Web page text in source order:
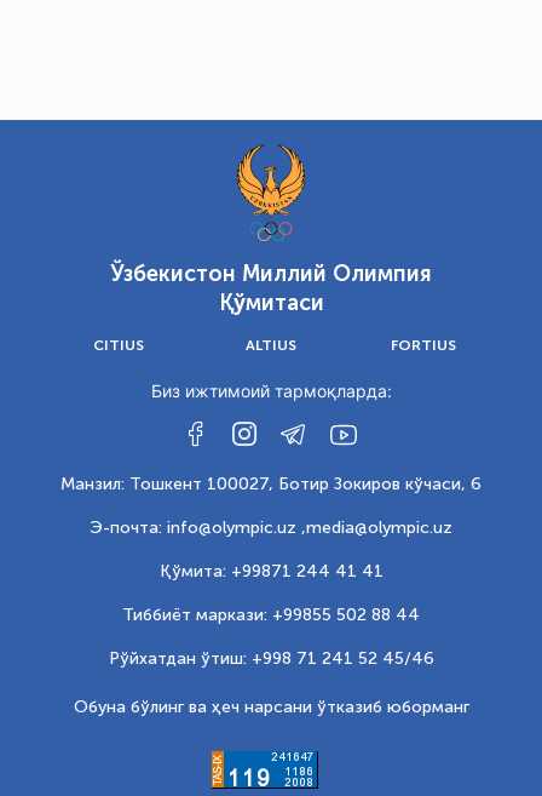
Ўзбекистон Миллий Олимпия
Қўмитаси
CITIUS ALTIUS FORTIUS
Биз ижтимоий тармоқларда:
Манзил: Тошкент 100027, Ботир Зокиров кўчаси, 6
Э-почта: info@olympic.uz ,media@olympic.uz
Қўмита: +99871 244 41 41
Тиббиёт маркази: +99855 502 88 44
Рўйхатдан ўтиш: +998 71 241 52 45/46
Обуна бўлинг ва ҳеч нарсани ўтказиб юборманг